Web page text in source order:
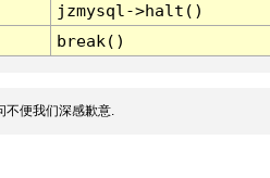
jzmysql->halt()
break()
不便我们深感歉意.